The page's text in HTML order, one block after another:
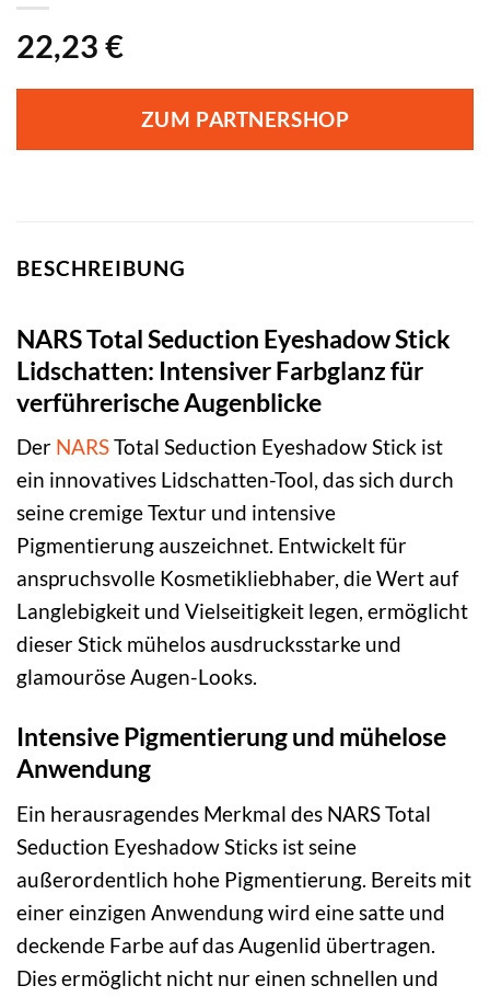
22,23 €
ZUM PARTNERSHOP
BESCHREIBUNG
NARS Total Seduction Eyeshadow Stick
Lidschatten: Intensiver Farbglanz für
verführerische Augenblicke
Der NARSTotal Seduction Eyeshadow Stick ist
ein innovatives Lidschatten-Tool, das sich durch
seine cremige Textur und intensive
Pigmentierung auszeichnet. Entwickelt für
anspruchsvolle Kosmetikliebhaber, die Wert auf
Langlebigkeit und Vielseitigkeit legen, ermöglicht
dieser Stick mühelos ausdrucksstarke und
glamouröse Augen-Looks.
Intensive Pigmentierung und mühelose
Anwendung
Ein herausragendes Merkmal des NARS Total
Seduction Eyeshadow Sticks ist seine
außerordentlich hohe Pigmentierung. Bereits mit
einer einzigen Anwendung wird eine satte und
deckende Farbe auf das Augenlid übertragen.
Dies ermöglicht nicht nur einen schnellen und